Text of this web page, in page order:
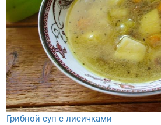
Грибной суп с лисичками